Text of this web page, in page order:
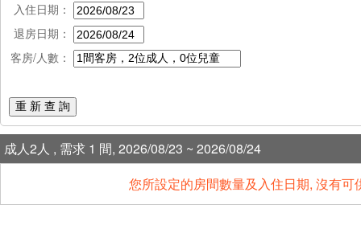
入住日期：
退房日期：
客房/人數：
重 新 查 詢
成人2人 , 需求 1 間, 2026/08/23 ~ 2026/08/24
您所設定的房間數量及入住日期, 沒有